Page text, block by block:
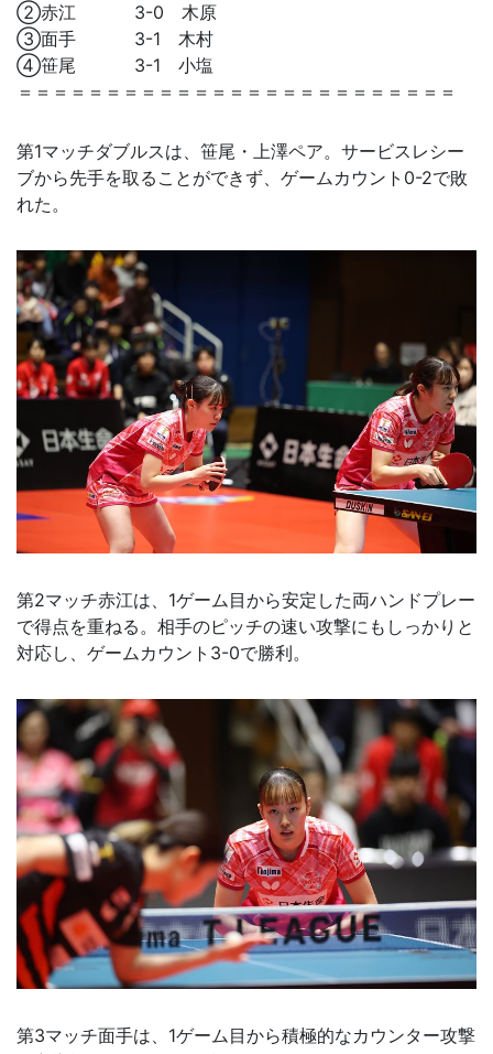
②赤江 3-0 木原
③面手 3-1 木村
④笹尾 3-1 小塩
＝＝＝＝＝＝＝＝＝＝＝＝＝＝＝＝＝＝＝＝＝＝＝＝＝
第1マッチダブルスは、笹尾・上澤ペア。サービスレシー
ブから先手を取ることができず、ゲームカウント0-2で敗
れた。
第2マッチ赤江は、1ゲーム目から安定した両ハンドプレー
で得点を重ねる。相手のピッチの速い攻撃にもしっかりと
対応し、ゲームカウント3-0で勝利。
第3マッチ面手は、1ゲーム目から積極的なカウンター攻撃